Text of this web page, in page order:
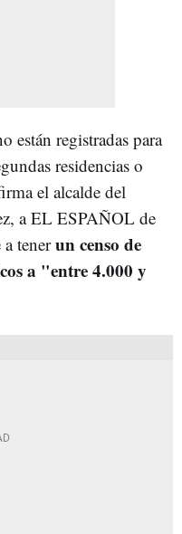
están registradas para
residencias o
el alcalde del
a EL ESPAÑOL de
tenerun censo de
a "entre 4.000 y